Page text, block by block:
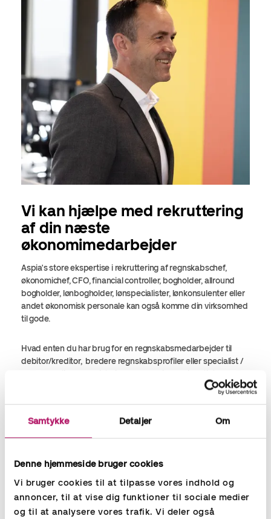
Samtykke Detaljer Om
Denne hjemmeside bruger cookies
Vi bruger cookies til at tilpasse vores indhold og
annoncer, til at vise dig funktioner til sociale medier
og til at analysere vores trafik. Vi deler også
Vi kan hjælpe med rekruttering
af din næste
økonomimedarbejder
Aspia's store ekspertise i rekruttering af regnskabschef,
økonomichef, CFO, financial controller, bogholder, allround
bogholder, lønbogholder, lønspecialister, lønkonsulenter eller
andet økonomisk personale kan også komme din virksomhed
til gode.
Hvad enten du har brug for en regnskabsmedarbejder til
debitor/kreditor, bredere regnskabsprofiler eller specialist /
Gennem vores konstant opdaterede kandidatdatabase og
earch & Selection
finder vi hurtigt kompetent personale
til din virksomhed, også når opgaverne melder sig akut.
Rekruttering af økonomi,
regnskabsmedarbejdere og lønmedarbejdere -
Læs mere